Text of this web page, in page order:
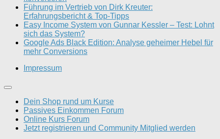
Führung im Vertrieb von Dirk Kreuter:
Erfahrungsbericht & Top-Tipps
Easy Income System von Gunnar Kessler – Test: Lohnt
sich das System?
Google Ads Black Edition: Analyse geheimer Hebel für
mehr Conversions
Impressum
Dein Shop rund um Kurse
Passives Einkommen Forum
Online Kurs Forum
Jetzt registrieren und Community Mitglied werden